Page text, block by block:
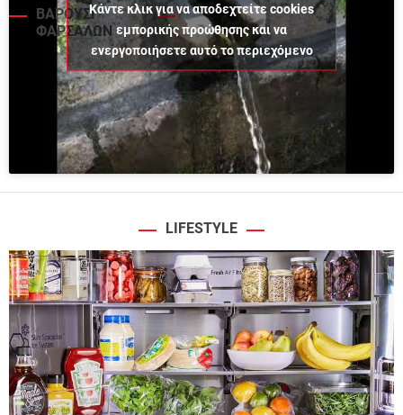
ΒΑΡΟΥΣΙ
ΦΑΡΣΑΛΩΝ
Κάντε κλικ για να αποδεχτείτε cookies
εμπορικής προώθησης και να
ενεργοποιήσετε αυτό το περιεχόμενο
LIFESTYLE